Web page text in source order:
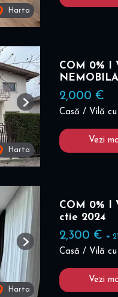
Harta
Harta
Next
COM 0% I
2,000 €
Casă / Vilă cu
Vezi
Harta
Next
COM 0% I
ctie 2024
2,300 € +
Casă / Vilă cu
Vezi